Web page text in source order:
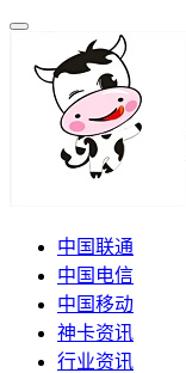
中国联通
中国电信
中国移动
神卡资讯
行业资讯